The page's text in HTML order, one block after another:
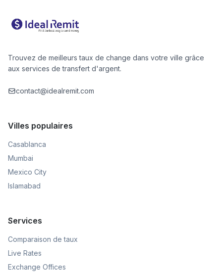
Trouvez de meilleurs taux de change dans votre ville grâce
aux services de transfert d'argent.
contact@idealremit.com
Villes populaires
Casablanca
Mumbai
Mexico City
Islamabad
Services
Comparaison de taux
Live Rates
Exchange Offices